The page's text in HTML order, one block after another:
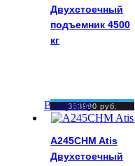
Двухстоечный
подъемник 4500
кг
В корзину
A245CHM Atis
Двухстоечный
353990 руб.